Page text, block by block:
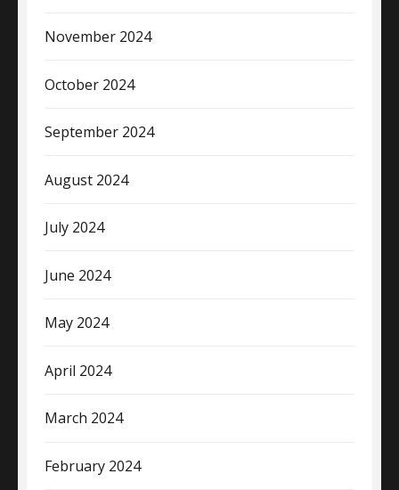
November 2024
October 2024
September 2024
August 2024
July 2024
June 2024
May 2024
April 2024
March 2024
February 2024